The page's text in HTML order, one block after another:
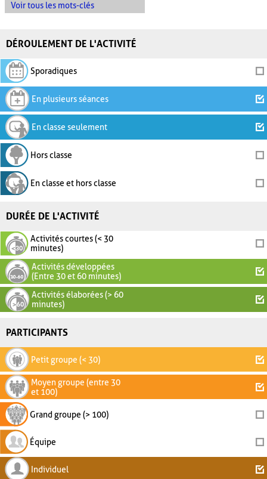
Voir tous les mots-clés
DÉROULEMENT DE L'ACTIVITÉ
Sporadiques
En plusieurs séances
En classe seulement
Hors classe
En classe et hors classe
DURÉE DE L'ACTIVITÉ
Activités courtes (< 30
minutes)
Activités développées
(Entre 30 et 60 minutes)
Activités élaborées (> 60
minutes)
PARTICIPANTS
Petit groupe (< 30)
Moyen groupe (entre 30
et 100)
Grand groupe (> 100)
Équipe
Individuel